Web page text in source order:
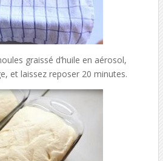
graissé d’huile en aérosol,
et laissez reposer 20 minutes.